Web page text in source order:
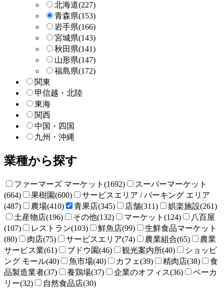
北海道(227)
青森県(153)
岩手県(166)
宮城県(143)
秋田県(141)
山形県(147)
福島県(172)
関東
甲信越・北陸
東海
関西
中国・四国
九州・沖縄
業種から探す
ファーマーズ マーケット(1692)
スーパーマーケット
(664)
果樹園(600)
サービスエリア / パーキング エリア
(487)
農場(410) 青果店(345) 店舗(311)
娯楽施設(261)
土産物店(196)
その他(132) マーケット(124)
八百屋
(107)
レストラン(103) 鮮魚店(99)
生鮮食品マーケット
(80)
肉店(75) サービスエリア(74) 農業組合(65)
農業
サービス業(61)
ブドウ園(46) 観光案内所(40)
ショッピ
ング モール(40)
魚市場(40) カフェ(39) 精肉店(38)
食
品製造業者(37)
養鶏場(37) 企業のオフィス(36)
ベーカ
リー(32)
自然食品店(30)